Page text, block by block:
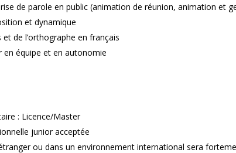
de parole en public (animation de réunion, animation et
et dynamique
et de l’orthographe en français
en équipe et en autonomie
: Licence/Master
junior acceptée
ou dans un environnement international sera